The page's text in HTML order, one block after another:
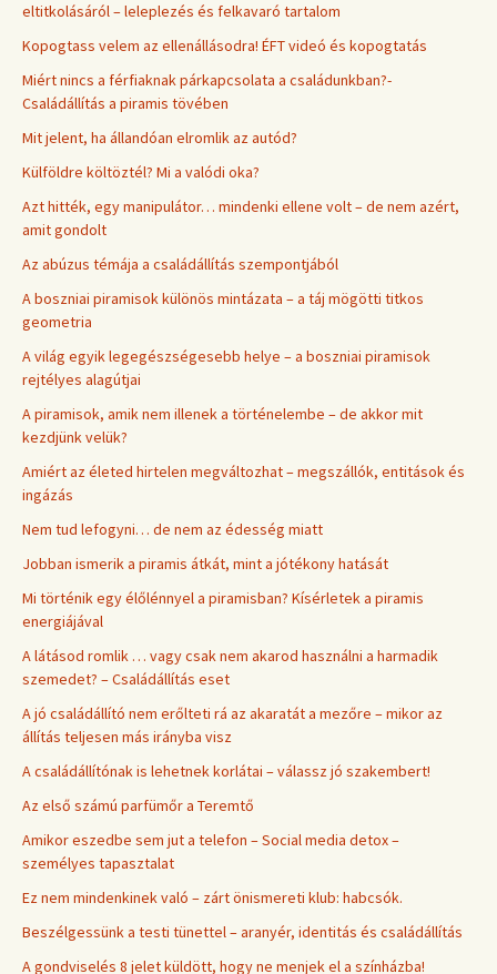
eltitkolásáról – leleplezés és felkavaró tartalom
Kopogtass velem az ellenállásodra! ÉFT videó és kopogtatás
Miért nincs a férfiaknak párkapcsolata a családunkban?-
Családállítás a piramis tövében
Mit jelent, ha állandóan elromlik az autód?
Külföldre költöztél? Mi a valódi oka?
Azt hitték, egy manipulátor… mindenki ellene volt – de nem azért,
amit gondolt
Az abúzus témája a családállítás szempontjából
A boszniai piramisok különös mintázata – a táj mögötti titkos
geometria
A világ egyik legegészségesebb helye – a boszniai piramisok
rejtélyes alagútjai
A piramisok, amik nem illenek a történelembe – de akkor mit
kezdjünk velük?
Amiért az életed hirtelen megváltozhat – megszállók, entitások és
ingázás
Nem tud lefogyni… de nem az édesség miatt
Jobban ismerik a piramis átkát, mint a jótékony hatását
Mi történik egy élőlénnyel a piramisban? Kísérletek a piramis
energiájával
A látásod romlik … vagy csak nem akarod használni a harmadik
szemedet? – Családállítás eset
A jó családállító nem erőlteti rá az akaratát a mezőre – mikor az
állítás teljesen más irányba visz
A családállítónak is lehetnek korlátai – válassz jó szakembert!
Az első számú parfümőr a Teremtő
Amikor eszedbe sem jut a telefon – Social media detox –
személyes tapasztalat
Ez nem mindenkinek való – zárt önismereti klub: habcsók.
Beszélgessünk a testi tünettel – aranyér, identitás és családállítás
A gondviselés 8 jelet küldött, hogy ne menjek el a színházba!